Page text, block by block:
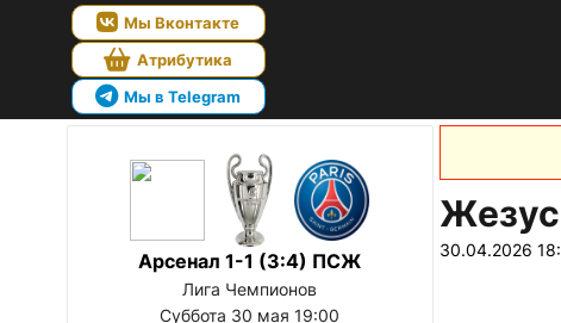
Мы Вконтакте
Атрибутика
Мы в Telegram
Арсенал 1-1 (3:4) ПСЖ
Лига Чемпионов
Суббота 30 мая 19:00
30.04.2026